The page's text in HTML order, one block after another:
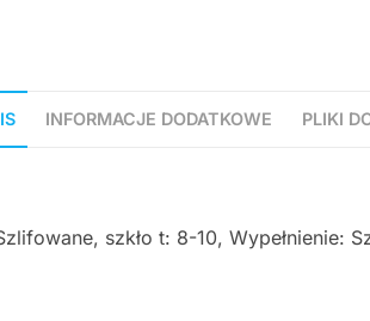
INFORMACJE DODATKOWE PLIKI
szkło t: 8-10, Wypełnienie: